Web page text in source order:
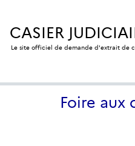
CASIER
Le site officiel de demande d'extrait de
Foire aux